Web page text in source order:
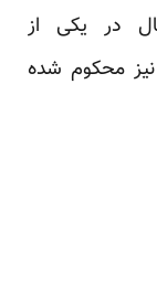
در یکی از
محکوم شده